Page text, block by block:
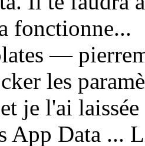
fonctionne...
—
les
je l'ai laissée
App Data ...